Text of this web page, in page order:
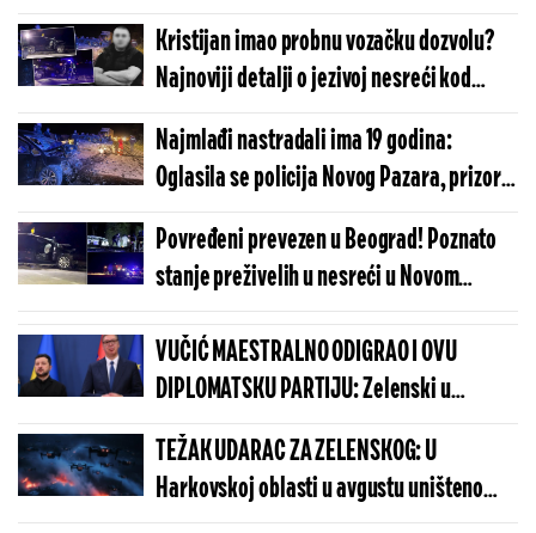
izazvao tragediju (FOTO/VIDEO)
Kristijan imao probnu vozačku dozvolu?
Najnoviji detalji o jezivoj nesreći kod
Novog Pazara (FOTO/VIDEO)
Najmlađi nastradali ima 19 godina:
Oglasila se policija Novog Pazara, prizor
nakon stravične nesreće ledi krv
(FOTO/VIDEO)
Povređeni prevezen u Beograd! Poznato
stanje preživelih u nesreći u Novom
Pazaru (FOTO/VIDEO)
VUČIĆ MAESTRALNO ODIGRAO I OVU
DIPLOMATSKU PARTIJU: Zelenski u
Beogradu potvrdio - Kosovo je Srbija
TEŽAK UDARAC ZA ZELENSKOG: U
Harkovskoj oblasti u avgustu uništeno
više od 100 „baba jaga“